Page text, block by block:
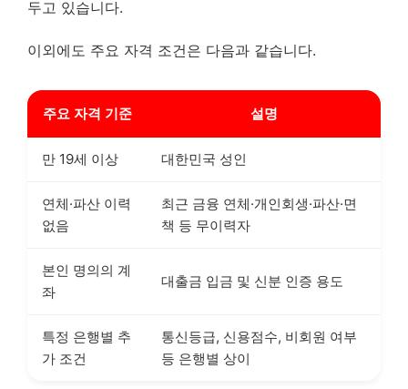
두고 있습니다.
이외에도 주요 자격 조건은 다음과 같습니다.
주요 자격 기준 설명
만 19세 이상 대한민국 성인
연체·파산 이력
없음
최근 금융 연체·개인회생·파산·면
책 등 무이력자
본인 명의의 계
좌
대출금 입금 및 신분 인증 용도
특정 은행별 추
가 조건
통신등급, 신용점수, 비회원 여부
등 은행별 상이